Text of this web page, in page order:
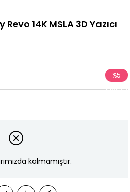
14K MSLA 3D Yazıcı
%5
İndirim
kalmamıştır.